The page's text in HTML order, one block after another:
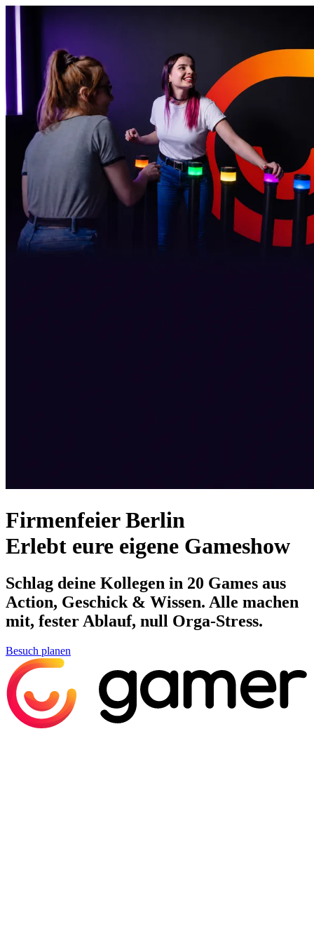
Firmenfeier Berlin
Erlebt eure eigene Gameshow
Schlag deine Kollegen in 20 Games aus
Action, Geschick & Wissen. Alle machen
mit, fester Ablauf, null Orga-Stress.
Besuch planen